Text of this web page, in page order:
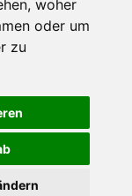
woher
oder um
zu
FalcoTravel